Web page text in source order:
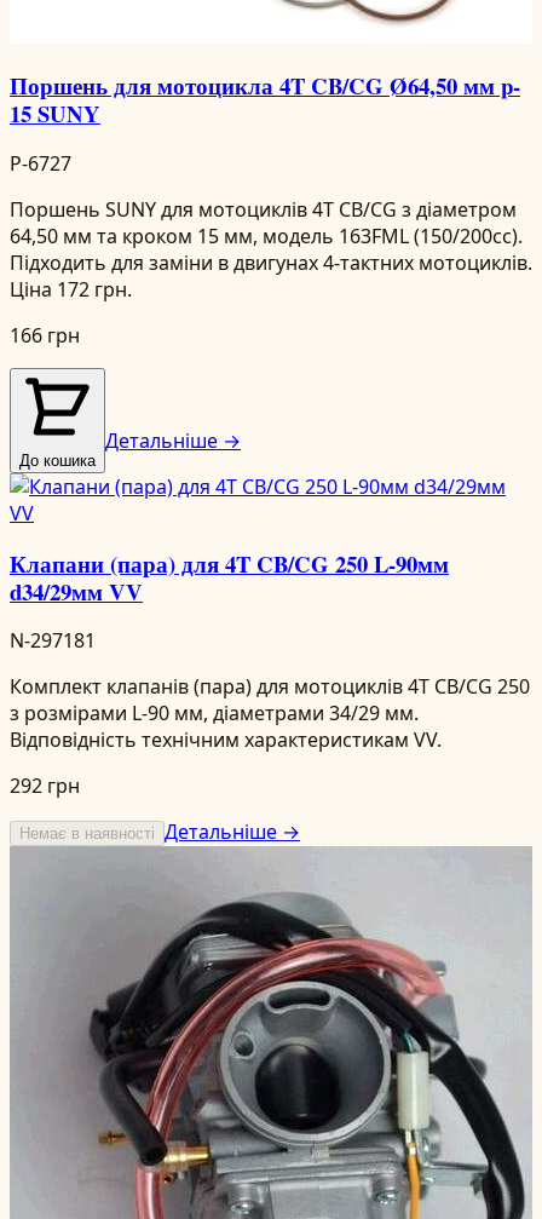
Поршень для мотоцикла 4T CB/CG Ø64,50 мм p-
15 SUNY
P-6727
Поршень SUNY для мотоциклів 4T CB/CG з діаметром
64,50 мм та кроком 15 мм, модель 163FML (150/200cc).
Підходить для заміни в двигунах 4-тактних мотоциклів.
Ціна 172 грн.
166 грн
До кошика
Детальніше →
Клапани (пара) для 4T CB/CG 250 L-90мм
d34/29мм VV
N-297181
Комплект клапанів (пара) для мотоциклів 4T CB/CG 250
з розмірами L-90 мм, діаметрами 34/29 мм.
Відповідність технічним характеристикам VV.
292 грн
Немає в наявності Детальніше →